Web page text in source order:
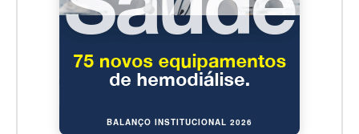
BALANÇO INSTITUCIONAL 2026